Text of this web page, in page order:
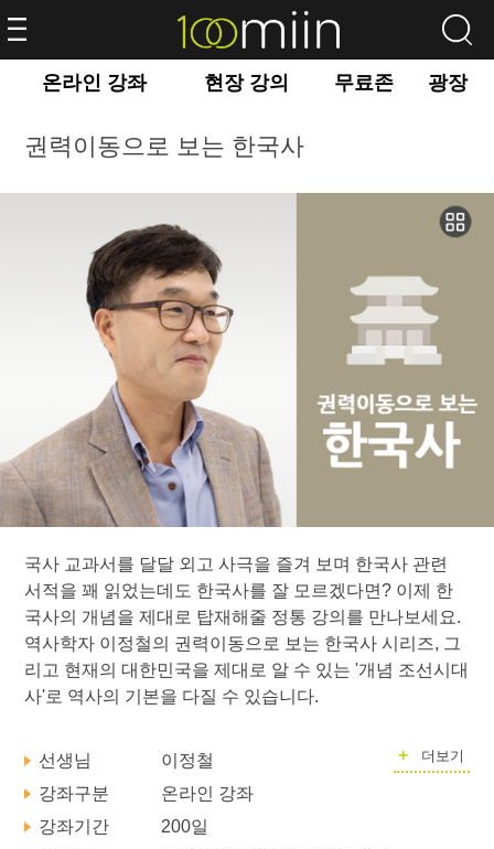
온라인 강좌 현장 강의 무료존 광장
권력이동으로 보는 한국사
국사 교과서를 달달 외고 사극을 즐겨 보며 한국사 관련
서적을 꽤 읽었는데도 한국사를 잘 모르겠다면? 이제 한
국사의 개념을 제대로 탑재해줄 정통 강의를 만나보세요.
역사학자 이정철의 권력이동으로 보는 한국사 시리즈, 그
리고 현재의 대한민국을 제대로 알 수 있는 '개념 조선시대
사'로 역사의 기본을 다질 수 있습니다.
선생님 + 더보기
이정철
강좌구분
온라인 강좌
강좌기간
200일